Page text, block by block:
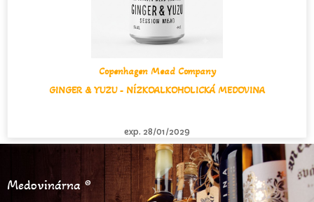
Copenhagen Mead Company
GINGER & YUZU - NÍZKOALKOHOLICKÁ MEDOVINA
exp. 28/01/2029
Medovinárna ®